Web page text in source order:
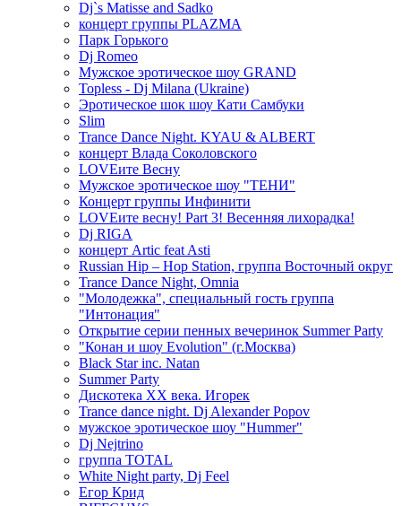
Dj`s Matisse and Sadko
концерт группы PLAZMA
Парк Горького
Dj Romeo
Мужское эротическое шоу GRAND
Topless - Dj Milana (Ukraine)
Эротическое шок шоу Кати Самбуки
Slim
Trance Dance Night. KYAU & ALBERT
концерт Влада Соколовского
LOVEите Весну
Мужское эротическое шоу "ТЕНИ"
Концерт группы Инфинити
LOVEите весну! Part 3! Весенняя лихорадка!
Dj RIGA
концерт Artic feat Asti
Russian Hip – Hop Station, группа Восточный округ
Trance Dance Night, Omnia
"Молодежка", специальный гость группа
"Интонация"
Открытие серии пенных вечеринок Summer Party
"Конан и шоу Evolution" (г.Москва)
Black Star inc. Natan
Summer Party
Дискотека ХХ века. Игорек
Trance dance night. Dj Alexander Popov
мужское эротическое шоу "Hummer"
Dj Nejtrino
группа TOTAL
White Night party, Dj Feel
Егор Крид